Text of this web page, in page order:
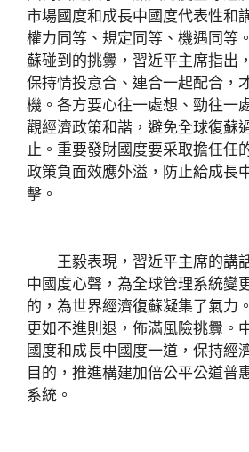
市場國度和成長中國度代表性和
權力同等、規定同等、機遇同等
蘇碰到的挑釁，習近平主席指出，
保持情投意合、連合一起配合，
機。各方要心往一處想、勁往一
觀經濟政策和諧，避免全球復蘇
止。重要發財國度要采取擔任任
政策負面效應外溢，防止給成長
擊。
王毅表現，習近平主席的講
中國度心聲，為全球管理系統變
的，為世界經濟復蘇凝集了氣力
更如不進則退，佈滿風險挑釁。
國度和成長中國度一道，保持經
目的，推進構建加倍公平公道普
系統。